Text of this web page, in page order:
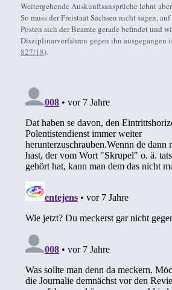
Weitergehende Auskunftsansprüche lehnt
So muss der Freistaat Sachsen nicht sagen,
Posten sich der Beamte gerade befindet und
Disziplinarverfahren gegen ihn ausgegangen
827/18).